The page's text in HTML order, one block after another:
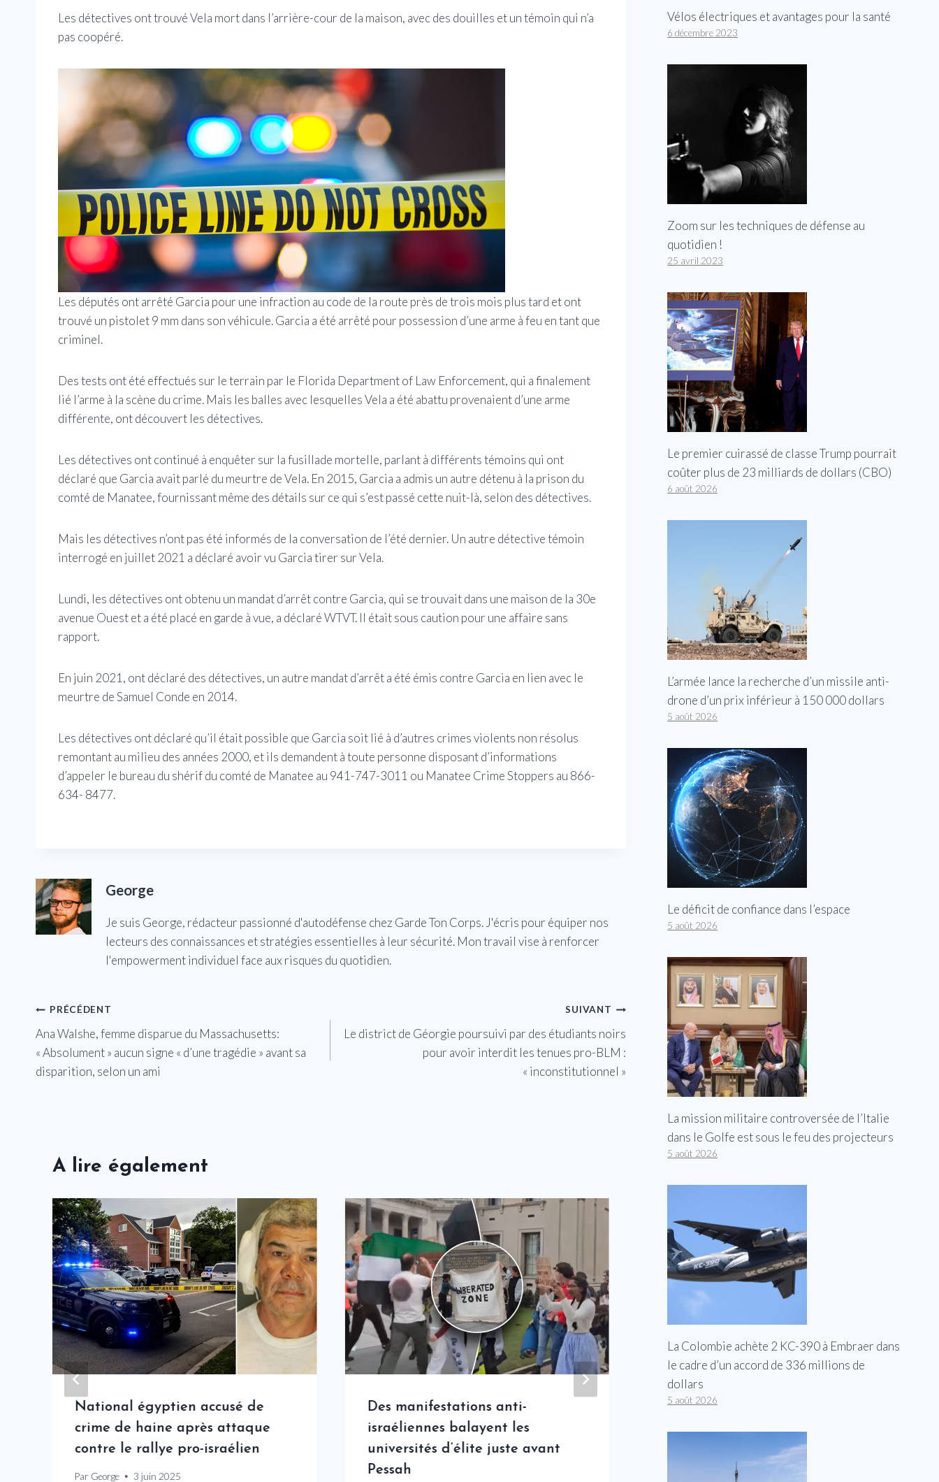
Les détectives ont trouvé Vela mort dans l’arrière-cour de la maison, avec des douilles et un témoin qui n’a
pas coopéré.
Les députés ont arrêté Garcia pour une infraction au code de la route près de trois mois plus tard et ont
trouvé un pistolet 9 mm dans son véhicule. Garcia a été arrêté pour possession d’une arme à feu en tant que
criminel.
Des tests ont été effectués sur le terrain par le Florida Department of Law Enforcement, qui a finalement
lié l’arme à la scène du crime. Mais les balles avec lesquelles Vela a été abattu provenaient d’une arme
différente, ont découvert les détectives.
Les détectives ont continué à enquêter sur la fusillade mortelle, parlant à différents témoins qui ont
déclaré que Garcia avait parlé du meurtre de Vela. En 2015, Garcia a admis un autre détenu à la prison du
comté de Manatee, fournissant même des détails sur ce qui s’est passé cette nuit-là, selon des détectives.
Mais les détectives n’ont pas été informés de la conversation de l’été dernier. Un autre détective témoin
interrogé en juillet 2021 a déclaré avoir vu Garcia tirer sur Vela.
Lundi, les détectives ont obtenu un mandat d’arrêt contre Garcia, qui se trouvait dans une maison de la 30e
avenue Ouest et a été placé en garde à vue, a déclaré WTVT. Il était sous caution pour une affaire sans
rapport.
En juin 2021, ont déclaré des détectives, un autre mandat d’arrêt a été émis contre Garcia en lien avec le
meurtre de Samuel Conde en 2014.
Les détectives ont déclaré qu’il était possible que Garcia soit lié à d’autres crimes violents non résolus
remontant au milieu des années 2000, et ils demandent à toute personne disposant d’informations
d’appeler le bureau du shérif du comté de Manatee au 941-747-3011 ou Manatee Crime Stoppers au 866-
634- 8477.
George
Je suis George, rédacteur passionné d'autodéfense chez Garde Ton Corps. J'écris pour équiper nos
lecteurs des connaissances et stratégies essentielles à leur sécurité. Mon travail vise à renforcer
l'empowerment individuel face aux risques du quotidien.
Navigation
de
l’article
PRÉCÉDENT
Ana Walshe, femme disparue du Massachusetts:
« Absolument » aucun signe « d’une tragédie » avant sa
disparition, selon un ami
SUIVANT
Le district de Géorgie poursuivi par des étudiants noirs
pour avoir interdit les tenues pro-BLM :
« inconstitutionnel »
A lire également
National égyptien accusé de
crime de haine après attaque
contre le rallye pro-israélien
Par George 3 juin 2025
Des manifestations anti-
israéliennes balayent les
universités d’élite juste avant
Pessah
MS-13 et chef de la mafia
mexicaine condamnés à 17 ans de
prison pour trafic massif de
méthamphétamine et de cocaïne
Vélos électriques et avantages pour la santé
6 décembre 2023
Zoom sur les techniques de défense au
quotidien !
25 avril 2023
Le premier cuirassé de classe Trump pourrait
coûter plus de 23 milliards de dollars (CBO)
6 août 2026
L’armée lance la recherche d’un missile anti-
drone d’un prix inférieur à 150 000 dollars
5 août 2026
Le déficit de confiance dans l’espace
5 août 2026
La mission militaire controversée de l’Italie
dans le Golfe est sous le feu des projecteurs
5 août 2026
La Colombie achète 2 KC-390 à Embraer dans
le cadre d’un accord de 336 millions de
dollars
5 août 2026